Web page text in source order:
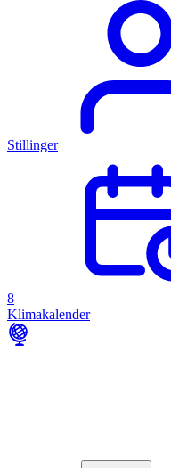
Stillinger
8
Klimakalender